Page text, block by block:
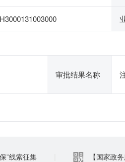
审批结果名称
”线索征集 【国家政